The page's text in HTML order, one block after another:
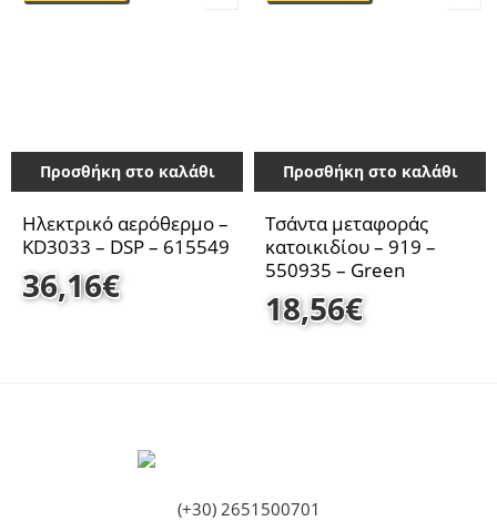
Προσθήκη στο καλάθι
Ηλεκτρικό αερόθερμο –
KD3033 – DSP – 615549
36,16€
Προσθήκη στο καλάθι
Τσάντα μεταφοράς
κατοικιδίου – 919 –
550935 – Green
18,56€
(+30) 2651500701